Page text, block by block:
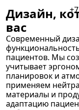
Дизайн,
вас
Современный
пациентов. Мы
учитывает
планировок и
применяем
материалы и
адаптацию